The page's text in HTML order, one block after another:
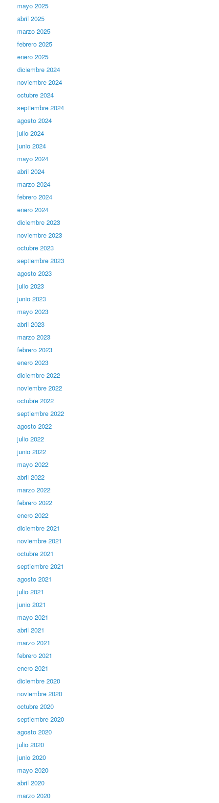
mayo 2025
abril 2025
marzo 2025
febrero 2025
enero 2025
diciembre 2024
noviembre 2024
octubre 2024
septiembre 2024
agosto 2024
julio 2024
junio 2024
mayo 2024
abril 2024
marzo 2024
febrero 2024
enero 2024
diciembre 2023
noviembre 2023
octubre 2023
septiembre 2023
agosto 2023
julio 2023
junio 2023
mayo 2023
abril 2023
marzo 2023
febrero 2023
enero 2023
diciembre 2022
noviembre 2022
octubre 2022
septiembre 2022
agosto 2022
julio 2022
junio 2022
mayo 2022
abril 2022
marzo 2022
febrero 2022
enero 2022
diciembre 2021
noviembre 2021
octubre 2021
septiembre 2021
agosto 2021
julio 2021
junio 2021
mayo 2021
abril 2021
marzo 2021
febrero 2021
enero 2021
diciembre 2020
noviembre 2020
octubre 2020
septiembre 2020
agosto 2020
julio 2020
junio 2020
mayo 2020
abril 2020
marzo 2020